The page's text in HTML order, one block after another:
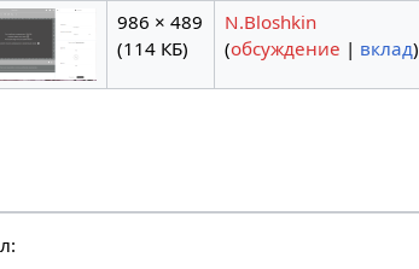
986 × 489
(114 КБ)
N.Bloshkin
(обсуждение | вклад)